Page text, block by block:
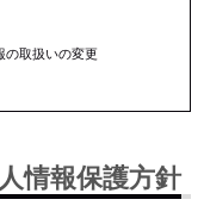
の取扱いの変更
情報保護方針